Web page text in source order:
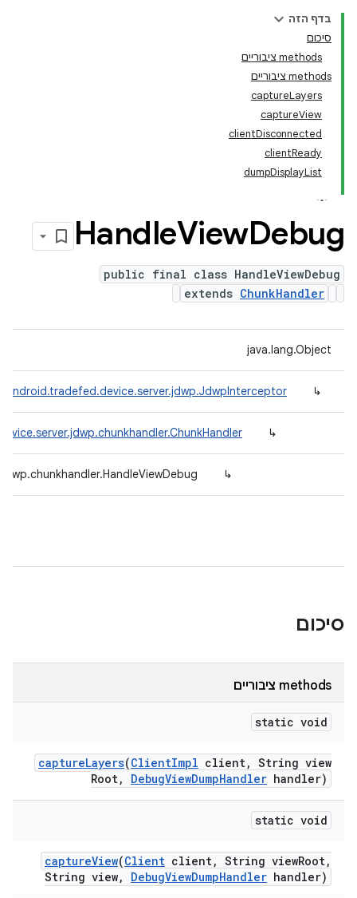
בדף הזה
סיכום
‫methods ציבוריים
‫methods ציבוריים
captureLayers
captureView
clientDisconnected
clientReady
dumpDisplayList
HandleViewDebug
public final class HandleViewDebug
extends ChunkHandler
java.lang.Object
↳
↳
↳
סיכום
‫methods ציבוריים
static void
captureLayers(ClientImpl client, String view
Root, DebugViewDumpHandler handler)
static void
captureView(Client client, String viewRoot,
String view, DebugViewDumpHandler handler)